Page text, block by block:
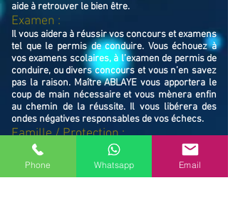
aide à retrouver le bien être.
Examen :
Il vous aidera à réussir vos concours et examens
tel que le permis de conduire. Vous échouez à
vos examens scolaires, à l’examen de permis de
conduire, ou divers concours et vous n’en savez
pas la raison. Maître ABLAYE vous apportera le
coup de main nécessaire et vous mènera enfin
au chemin de la réussite. Il vous libérera des
ondes négatives responsables de vos échecs.
Famille / Protection :
Il vous protégera vous et votre famille, et
resserrera vos liens en cas de rupture familiale.
Ne restez pas avec vos souffrances, consultez le
Phone Whatsapp Email